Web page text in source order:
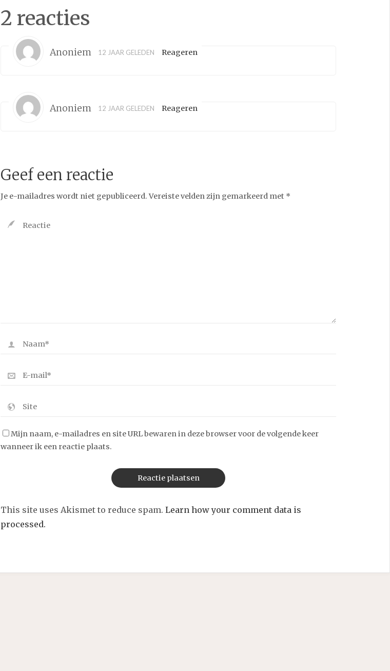
2 reacties
Anoniem 12 JAAR GELEDEN Reageren
Anoniem 12 JAAR GELEDEN Reageren
Geef een reactie
Je e-mailadres wordt niet gepubliceerd. Vereiste velden zijn gemarkeerd met *
Mijn naam, e-mailadres en site URL bewaren in deze browser voor de volgende keer
wanneer ik een reactie plaats.
This site uses Akismet to reduce spam. Learn how your comment data is
processed.